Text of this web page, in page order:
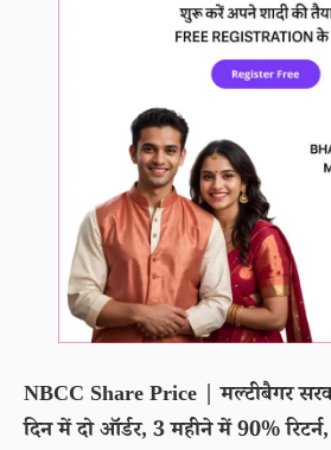
NBCC Share Price | मल्टीबैगर
दिन में दो ऑर्डर, 3 महीने में 90%